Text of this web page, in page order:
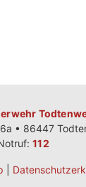
• 86447
112